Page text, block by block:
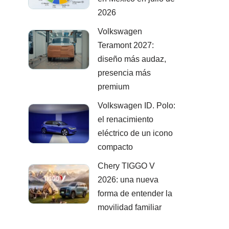
2026
Volkswagen
Teramont 2027:
diseño más audaz,
presencia más
premium
Volkswagen ID. Polo:
el renacimiento
eléctrico de un icono
compacto
Chery TIGGO V
2026: una nueva
forma de entender la
movilidad familiar